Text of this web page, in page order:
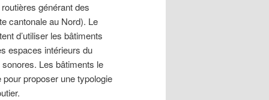
générant des
cantonale au Nord). Le
d’utiliser les bâtiments
espaces intérieurs du
Les bâtiments le
pour proposer une typologie